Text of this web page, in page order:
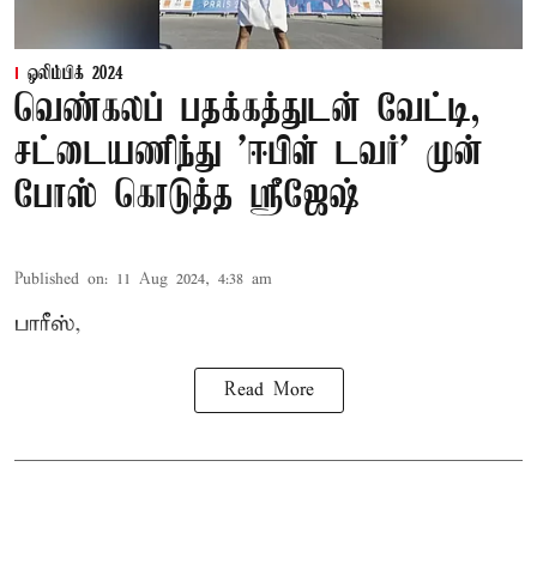
ஒலிம்பிக் 2024
வெண்கலப் பதக்கத்துடன் வேட்டி,
சட்டையணிந்து 'ஈபிள் டவர்' முன்
போஸ் கொடுத்த ஸ்ரீஜேஷ்
Published on: 11 Aug 2024, 4:38 am
பாரீஸ்,
Read More